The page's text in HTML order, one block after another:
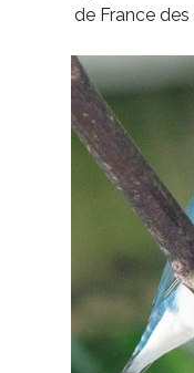
de France des